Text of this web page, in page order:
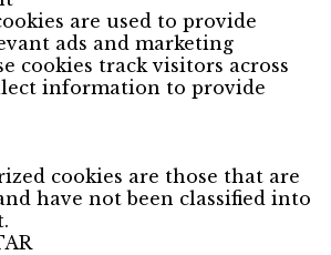
are used to provide
ads and marketing
cookies track visitors across
information to provide
cookies are those that are
have not been classified into